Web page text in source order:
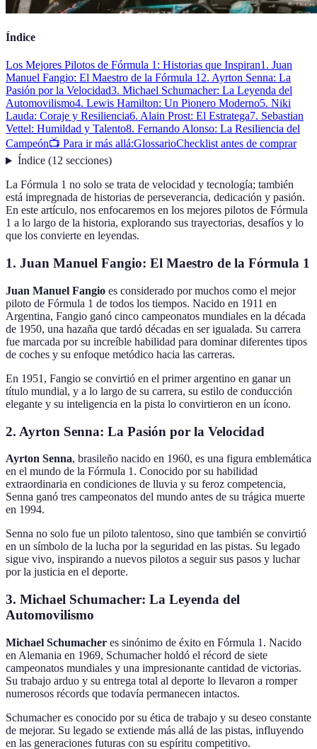
Índice
Los Mejores Pilotos de Fórmula 1: Historias que Inspiran1. Juan
Manuel Fangio: El Maestro de la Fórmula 12. Ayrton Senna: La
Pasión por la Velocidad3. Michael Schumacher: La Leyenda del
Automovilismo4. Lewis Hamilton: Un Pionero Moderno5. Niki
Lauda: Coraje y Resiliencia6. Alain Prost: El Estratega7. Sebastian
Vettel: Humildad y Talento8. Fernando Alonso: La Resiliencia del
Campeón📺 Para ir más allá:GlossarioChecklist antes de comprar
Índice(12 secciones)
La Fórmula 1 no solo se trata de velocidad y tecnología; también
está impregnada de historias de perseverancia, dedicación y pasión.
En este artículo, nos enfocaremos en los mejores pilotos de Fórmula
1 a lo largo de la historia, explorando sus trayectorias, desafíos y lo
que los convierte en leyendas.
1. Juan Manuel Fangio: El Maestro de la Fórmula 1
Juan Manuel Fangio es considerado por muchos como el mejor
piloto de Fórmula 1 de todos los tiempos. Nacido en 1911 en
Argentina, Fangio ganó cinco campeonatos mundiales en la década
de 1950, una hazaña que tardó décadas en ser igualada. Su carrera
fue marcada por su increíble habilidad para dominar diferentes tipos
de coches y su enfoque metódico hacia las carreras.
En 1951, Fangio se convirtió en el primer argentino en ganar un
título mundial, y a lo largo de su carrera, su estilo de conducción
elegante y su inteligencia en la pista lo convirtieron en un ícono.
2. Ayrton Senna: La Pasión por la Velocidad
Ayrton Senna, brasileño nacido en 1960, es una figura emblemática
en el mundo de la Fórmula 1. Conocido por su habilidad
extraordinaria en condiciones de lluvia y su feroz competencia,
Senna ganó tres campeonatos del mundo antes de su trágica muerte
en 1994.
Senna no solo fue un piloto talentoso, sino que también se convirtió
en un símbolo de la lucha por la seguridad en las pistas. Su legado
sigue vivo, inspirando a nuevos pilotos a seguir sus pasos y luchar
por la justicia en el deporte.
3. Michael Schumacher: La Leyenda del
Automovilismo
Michael Schumacher es sinónimo de éxito en Fórmula 1. Nacido
en Alemania en 1969, Schumacher holdó el récord de siete
campeonatos mundiales y una impresionante cantidad de victorias.
Su trabajo arduo y su entrega total al deporte lo llevaron a romper
numerosos récords que todavía permanecen intactos.
Schumacher es conocido por su ética de trabajo y su deseo constante
de mejorar. Su legado se extiende más allá de las pistas, influyendo
en las generaciones futuras con su espíritu competitivo.